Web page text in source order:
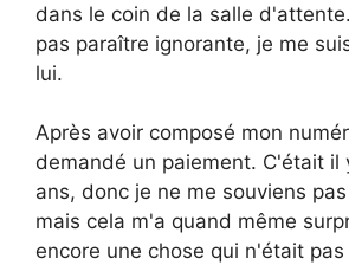
dans le coin de la salle
pas paraître ignorante, je me
lui.
Après avoir composé mon
demandé un paiement. C'était il
ans, donc je ne me souviens
mais cela m'a quand même
encore une chose qui n'était